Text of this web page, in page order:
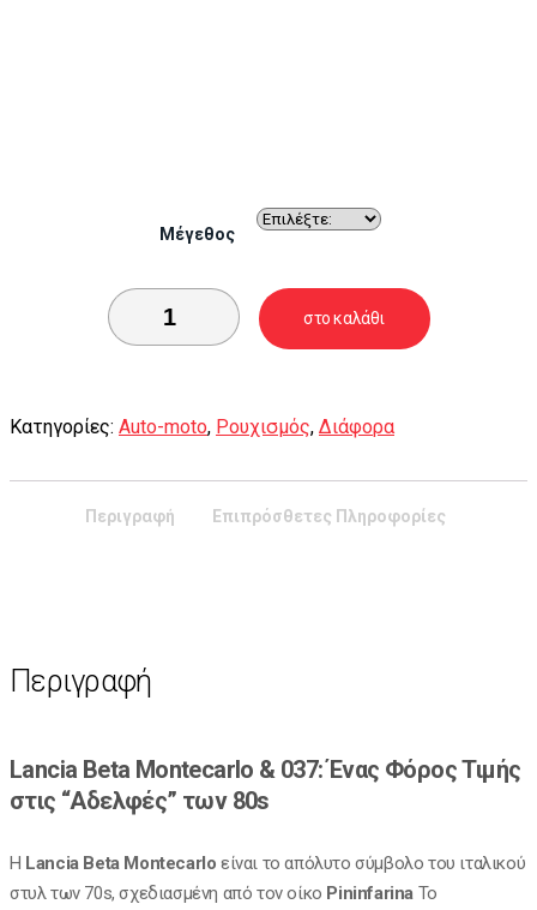
Μέγεθος
στο καλάθι
Κατηγορίες: Auto-moto, Ρουχισμός, Διάφορα
Περιγραφή Επιπρόσθετες Πληροφορίες
Περιγραφή
Lancia Beta Montecarlo & 037: Ένας Φόρος Τιμής
στις “Αδελφές” των 80s
Η Lancia Beta Montecarlo είναι το απόλυτο σύμβολο του ιταλικού
στυλ των 70s, σχεδιασμένη από τον οίκο Pininfarina Το